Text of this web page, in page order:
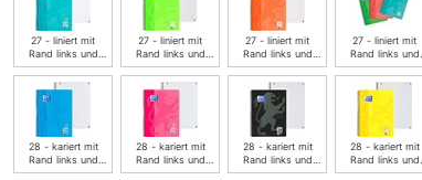
27 - liniert mit
Rand links und
rechts - aqua
27 - liniert mit
Rand links und
rechts - grasgrün
27 - liniert mit
Rand links und
rechts - koralle
27 - liniert mit
Rand links und
rechts - sortiert
28 - kariert mit
Rand links und
rechts - Meerblau
28 - kariert mit
Rand links und
rechts - rosa
28 - kariert mit
Rand links und
rechts - schwarz
28 - kariert mit
Rand links und
rechts -